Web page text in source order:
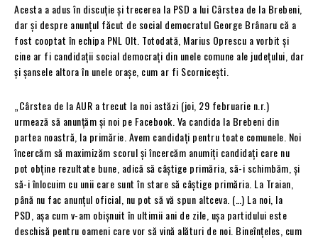
Acesta a adus în discuție și trecerea la PSD a lui Cârstea de la Brebeni,
dar și despre anunțul făcut de social democratul George Brânaru că a
fost cooptat în echipa PNL Olt. Totodată, Marius Oprescu a vorbit și
cine ar fi candidații social democrați din unele comune ale județului, dar
și șansele altora în unele orașe, cum ar fi Scornicești.
„Cârstea de la AUR a trecut la noi astăzi (joi, 29 februarie n.r.)
urmează să anunțăm și noi pe Facebook. Va candida la Brebeni din
partea noastră, la primărie. Avem candidați pentru toate comunele. Noi
încercăm să maximizăm scorul și încercăm anumiți candidați care nu
pot obține rezultate bune, adică să câștige primăria, să-i schimbăm, și
să-i înlocuim cu unii care sunt în stare să câștige primăria. La Traian,
până nu fac anunțul oficial, nu pot să vă spun altceva. (…) La noi, la
PSD, așa cum v-am obișnuit în ultimii ani de zile, ușa partidului este
deschisă pentru oameni care vor să vină alături de noi. Bineînțeles, cum